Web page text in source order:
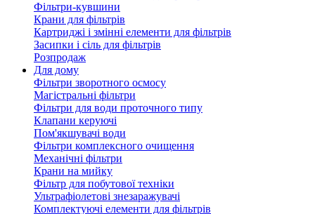
Фільтри-кувшини
Крани для фільтрів
Картриджі і змінні елементи для фільтрів
Засипки і сіль для фільтрів
Розпродаж
Для дому
Фільтри зворотного осмосу
Магістральні фільтри
Фільтри для води проточного типу
Клапани керуючі
Пом'якшувачі води
Фільтри комплексного очищення
Механічні фільтри
Крани на мийку
Фільтр для побутової техніки
Ультрафіолетові знезаражувачі
Комплектуючі елементи для фільтрів